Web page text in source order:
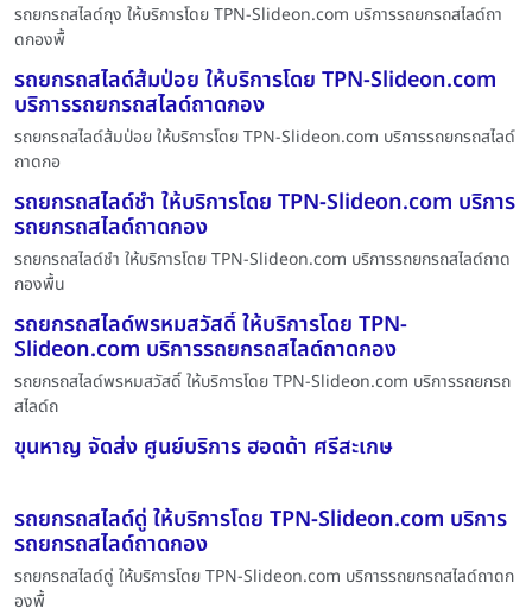
รถยกรถสไลด์กุง ให้บริการโดย TPN-Slideon.com บริการรถยกรถสไลด์ถา
ดกองพื้
รถยกรถสไลด์ส้มป่อย ให้บริการโดย TPN-Slideon.com
บริการรถยกรถสไลด์ถาดกอง
รถยกรถสไลด์ส้มป่อย ให้บริการโดย TPN-Slideon.com บริการรถยกรถสไลด์
ถาดกอ
รถยกรถสไลด์ชำ ให้บริการโดย TPN-Slideon.com บริการ
รถยกรถสไลด์ถาดกอง
รถยกรถสไลด์ชำ ให้บริการโดย TPN-Slideon.com บริการรถยกรถสไลด์ถาด
กองพื้น
รถยกรถสไลด์พรหมสวัสดิ์ ให้บริการโดย TPN-
Slideon.com บริการรถยกรถสไลด์ถาดกอง
รถยกรถสไลด์พรหมสวัสดิ์ ให้บริการโดย TPN-Slideon.com บริการรถยกรถ
สไลด์ถ
ขุนหาญ จัดส่ง ศูนย์บริการ ฮอดด้า ศรีสะเกษ
รถยกรถสไลด์ดู่ ให้บริการโดย TPN-Slideon.com บริการ
รถยกรถสไลด์ถาดกอง
รถยกรถสไลด์ดู่ ให้บริการโดย TPN-Slideon.com บริการรถยกรถสไลด์ถาดก
องพื้